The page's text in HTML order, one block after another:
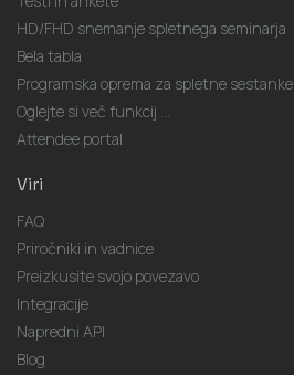
HD/FHD snemanje spletnega seminarja
Bela tabla
Programska oprema za spletne sestanke
Oglejte si več funkcij ...
Attendee portal
Viri
FAQ
Priročniki in vadnice
Preizkusite svojo povezavo
Integracije
Napredni API
Blog